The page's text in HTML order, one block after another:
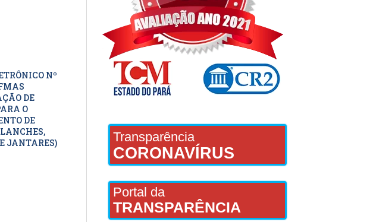
Nº
DE
O
DE
JANTARES)
Transparência
CORONAVÍRUS
Portal da
TRANSPARÊNCIA